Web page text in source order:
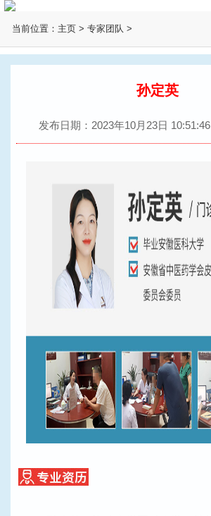
当前位置： 主页 > 专家团队 >
孙定英
发布日期：2023年10月23日 10:51:46